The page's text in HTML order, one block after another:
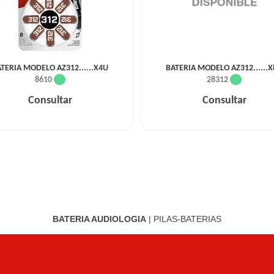
MODELO AZ312......X4U
8610
Consultar
BATERIA MODELO
28312
Consultar
BATERIA AUDIOLOGIA | PILAS-BATERIAS